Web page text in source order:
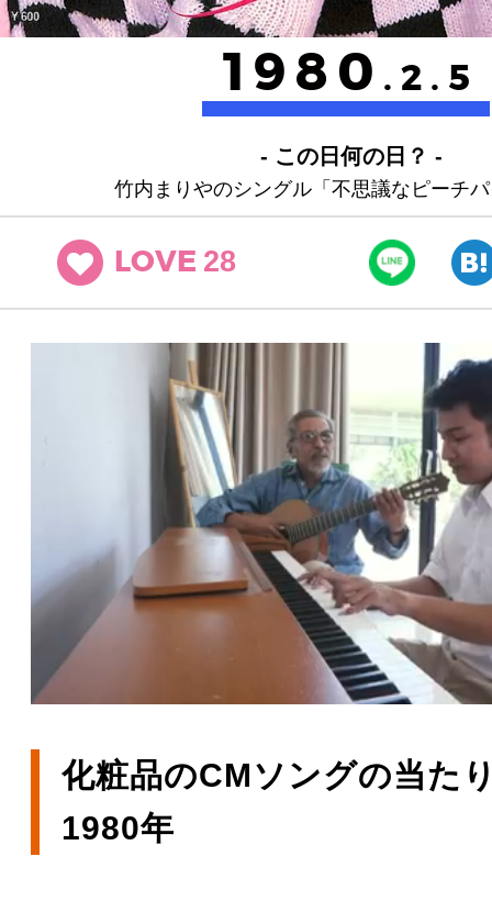
1980 .2.5
- この日何の日？ -
竹内まりやのシングル「不思議なピーチ
LOVE 28
化粧品のCMソングの当た
1980年